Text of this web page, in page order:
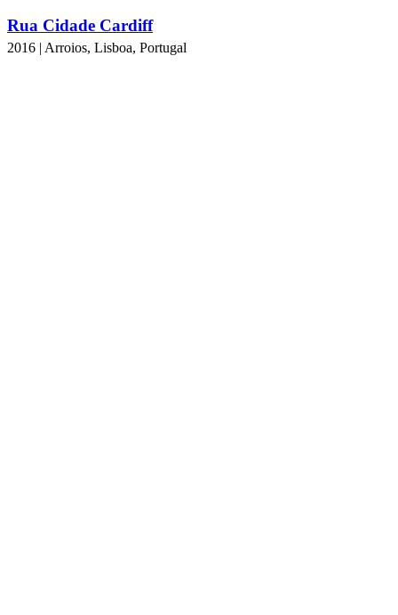
Rua Cidade Cardiff
2016 | Arroios, Lisboa, Portugal